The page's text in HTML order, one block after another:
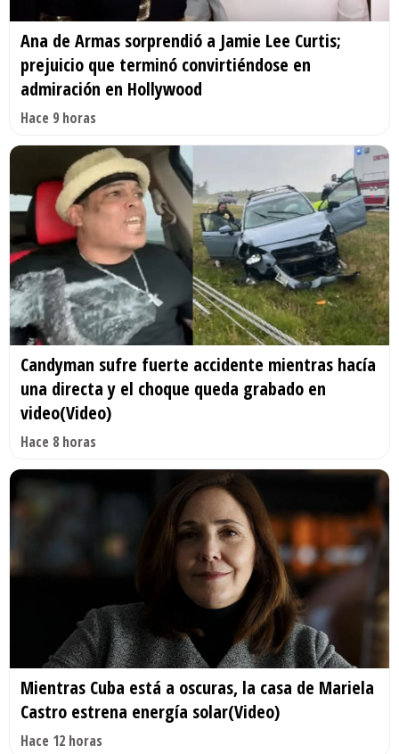
Ana de Armas sorprendió a Jamie Lee Curtis;
prejuicio que terminó convirtiéndose en
admiración en Hollywood
Hace 9 horas
Candyman sufre fuerte accidente mientras hacía
una directa y el choque queda grabado en
video(Video)
Hace 8 horas
Mientras Cuba está a oscuras, la casa de Mariela
Castro estrena energía solar(Video)
Hace 12 horas